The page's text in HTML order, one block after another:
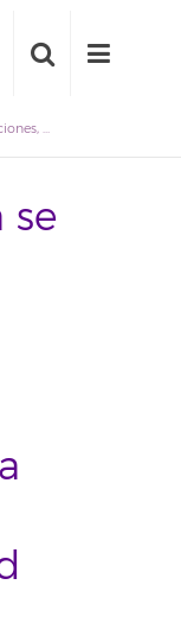
Campus América se abre con exposiciones, conciertos y 23 seminarios de investigación para reforzar la tricontinentalidad de la ULL
se